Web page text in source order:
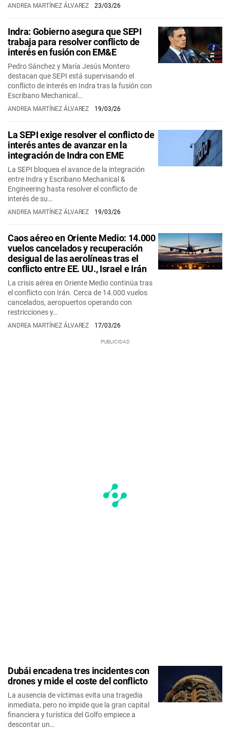
ANDREA MARTÍNEZ ÁLVAREZ 23/03/26
Indra: Gobierno asegura que SEPI
trabaja para resolver conflicto de
interés en fusión con EM&E
Pedro Sánchez y María Jesús Montero
destacan que SEPI está supervisando el
conflicto de interés en Indra tras la fusión con
Escribano Mechanical…
ANDREA MARTÍNEZ ÁLVAREZ 19/03/26
La SEPI exige resolver el conflicto de
interés antes de avanzar en la
integración de Indra con EME
La SEPI bloquea el avance de la integración
entre Indra y Escribano Mechanical &
Engineering hasta resolver el conflicto de
interés de su…
ANDREA MARTÍNEZ ÁLVAREZ 19/03/26
Caos aéreo en Oriente Medio: 14.000
vuelos cancelados y recuperación
desigual de las aerolíneas tras el
conflicto entre EE. UU., Israel e Irán
La crisis aérea en Oriente Medio continúa tras
el conflicto con Irán. Cerca de 14.000 vuelos
cancelados, aeropuertos operando con
restricciones y…
ANDREA MARTÍNEZ ÁLVAREZ 17/03/26
Dubái encadena tres incidentes con
drones y mide el coste del conflicto
La ausencia de víctimas evita una tragedia
inmediata, pero no impide que la gran capital
financiera y turística del Golfo empiece a
descontar un…